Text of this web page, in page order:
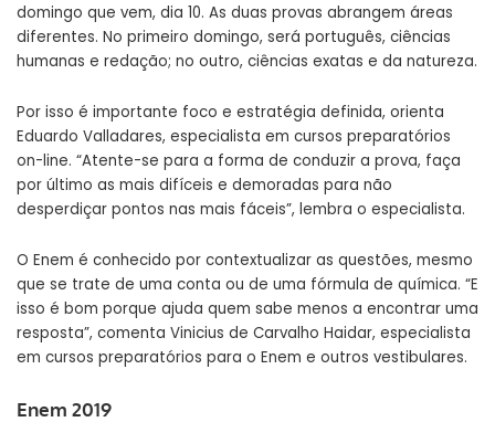
domingo que vem, dia 10. As duas provas abrangem áreas
diferentes. No primeiro domingo, será português, ciências
humanas e redação; no outro, ciências exatas e da natureza.
Por isso é importante foco e estratégia definida, orienta
Eduardo Valladares, especialista em cursos preparatórios
on-line. “Atente-se para a forma de conduzir a prova, faça
por último as mais difíceis e demoradas para não
desperdiçar pontos nas mais fáceis”, lembra o especialista.
O Enem é conhecido por contextualizar as questões, mesmo
que se trate de uma conta ou de uma fórmula de química. “E
isso é bom porque ajuda quem sabe menos a encontrar uma
resposta”, comenta Vinicius de Carvalho Haidar, especialista
em cursos preparatórios para o Enem e outros vestibulares.
Enem 2019